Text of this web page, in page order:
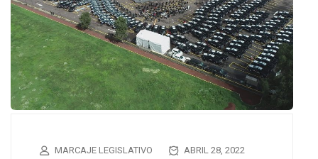
MARCAJE LEGISLATIVO
ABRIL 28, 2022